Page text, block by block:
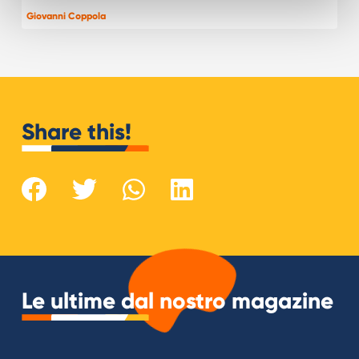
Giovanni Coppola
Share this!
Le ultime dal nostro magazine